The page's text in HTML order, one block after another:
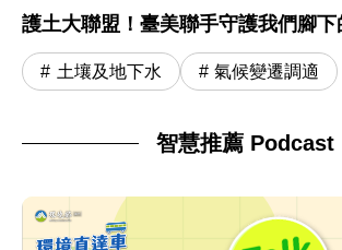
護土大聯盟！臺美聯手守護我們腳下
土壤及地下水 氣候變遷調適
智慧推薦 Podcast